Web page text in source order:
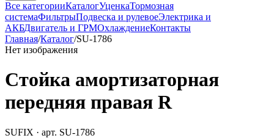
Все категорииКаталогУценкаТормозная
системаФильтрыПодвеска и рулевоеЭлектрика и
АКБДвигатель и ГРМОхлаждениеКонтакты
Главная/Каталог/SU-1786
Нет изображения
Стойка амортизаторная
передняя правая R
SUFIX · арт. SU-1786